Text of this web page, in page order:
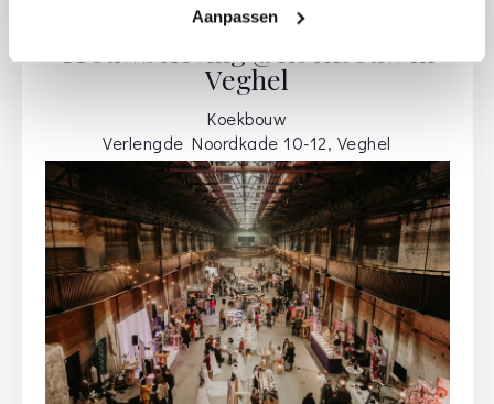
Aanpassen
14 februari 2027 @ 11:00
Veghel
Koekbouw
Verlengde Noordkade 10-12, Veghel